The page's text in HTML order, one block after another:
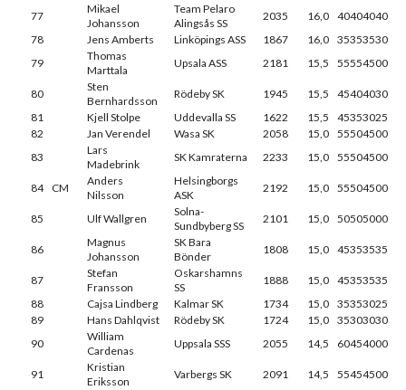
77
Mikael
Johansson
Team Pelaro
Alingsås SS
2035 16,0 40404040
78
Jens Amberts Linköpings ASS 1867 16,0 35353530
79
Thomas
Marttala
Upsala ASS 2181 15,5 55554500
80
Sten
Bernhardsson
Rödeby SK 1945 15,5
45404030
81
Kjell Stolpe Uddevalla SS 1622 15,5
45353025
82
Jan Verendel Wasa SK 2058 15,0 55504500
83
Lars
Madebrink
SK Kamraterna 2233 15,0 55504500
84 CM
Anders
Nilsson
Helsingborgs
ASK
2192 15,0 55504500
85 Ulf Wallgren
Solna-
Sundbyberg SS
2101 15,0 50505000
86
Magnus
Johansson
SK Bara
Bönder
1808 15,0 45353535
87
Stefan
Fransson
Oskarshamns
SS
1888 15,0 45353535
88
Cajsa Lindberg Kalmar SK 1734 15,0 35353025
89
Hans Dahlqvist Rödeby SK 1724 15,0 35303030
90
William
Cardenas
Uppsala SSS 2055 14,5 60454000
91
Kristian
Eriksson
Varbergs SK 2091 14,5 55454500